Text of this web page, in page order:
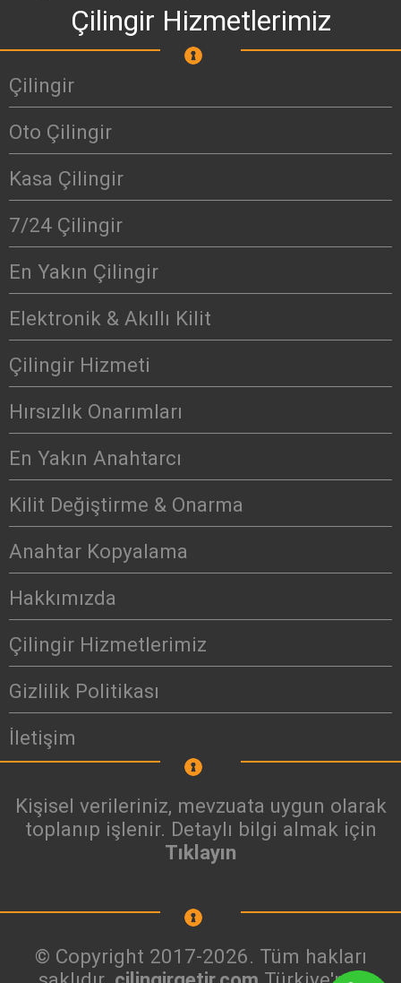
Çilingir Hizmetlerimiz
Çilingir
Oto Çilingir
Kasa Çilingir
7/24 Çilingir
En Yakın Çilingir
Elektronik & Akıllı Kilit
Çilingir Hizmeti
Hırsızlık Onarımları
En Yakın Anahtarcı
Kilit Değiştirme & Onarma
Anahtar Kopyalama
Hakkımızda
Çilingir Hizmetlerimiz
Gizlilik Politikası
İletişim
Kişisel verileriniz, mevzuata uygun olarak
toplanıp işlenir. Detaylı bilgi almak için
Tıklayın
© Copyright 2017-2026. Tüm hakları